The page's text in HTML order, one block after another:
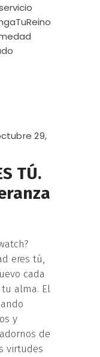
29,
TÚ.
eres tú,
cada
alma. El
y
de
virtudes